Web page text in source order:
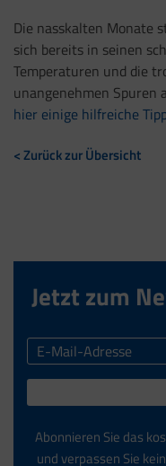
Die nasskalten Monate
sich bereits in seinen
Temperaturen und die
unangenehmen Spuren
hier einige hilfreiche
< Zurück zur Übersicht
Jetzt zum
Abonnieren Sie das
und verpassen Sie